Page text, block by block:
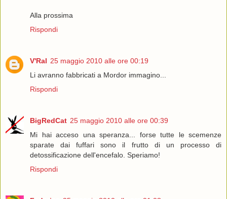
Alla prossima
Rispondi
V'Ral 25 maggio 2010 alle ore 00:19
Li avranno fabbricati a Mordor immagino...
Rispondi
BigRedCat 25 maggio 2010 alle ore 00:39
Mi hai acceso una speranza... forse tutte le scemenze
sparate dai fuffari sono il frutto di un processo di
detossificazione dell'encefalo. Speriamo!
Rispondi